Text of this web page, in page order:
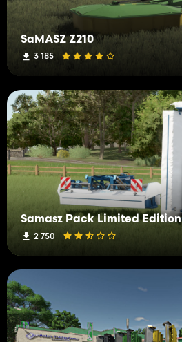
SaMASZ Z210
3 185
Samasz Pack Limited Edition
2 750